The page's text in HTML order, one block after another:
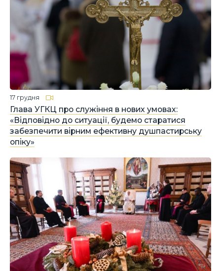
Глава УГКЦ про служіння в нових умовах:
«Відповідно до ситуації, будемо старатися
забезпечити вірним ефективну душпастирську
опіку»
17 грудня